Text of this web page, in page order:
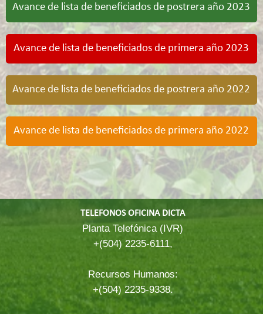
Avance de lista de beneficiados de postrera año 2023
Avance de lista de beneficiados de primera año 2023
Avance de lista de beneficiados de postrera año 2022
Avance de lista de beneficiados de primera año 2022
TELEFONOS OFICINA DICTA
Planta Telefónica (IVR)
+(504) 2235-6111,
Recursos Humanos:
+(504) 2235-9338.